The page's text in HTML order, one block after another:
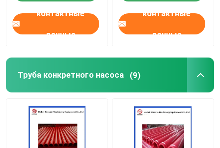
контактные
данные
контактные
данные
Труба конкретного насоса (9)